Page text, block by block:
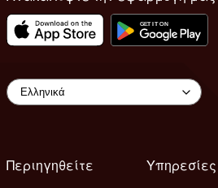
Περιηγηθείτε
Υπηρεσίες